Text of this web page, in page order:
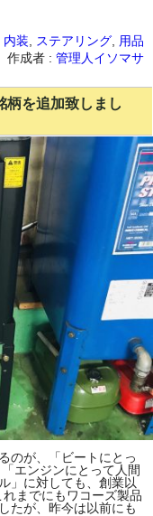
内装 ステアリング
用品
作成者 : 管理人イソマサ
柄を追加致しまし
のが、「ビートにとっ
エンジンにとって人間
」に対しても、創業以
までにもワコーズ製品
たが、昨今は以前にも